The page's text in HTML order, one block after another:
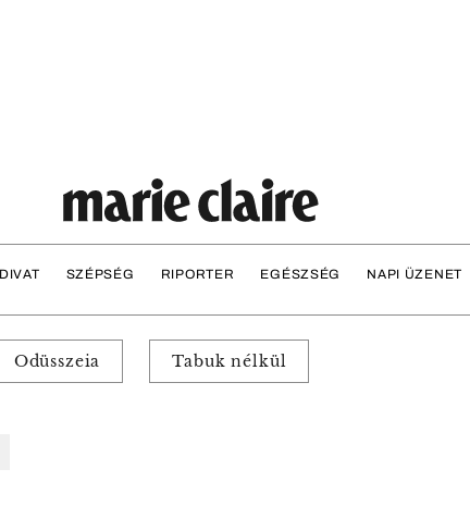
DIVAT SZÉPSÉG RIPORTER EGÉSZSÉG NAPI ÜZENET
Odüsszeia Tabuk nélkül